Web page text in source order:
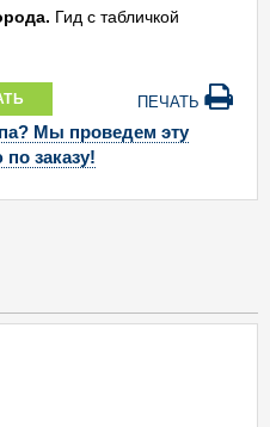
Гид с табличкой
ПЕЧАТЬ
Мы проведем эту
заказу!